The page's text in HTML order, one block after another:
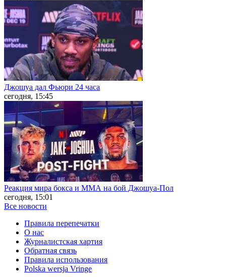
Джошуа дал Фьюри 24 часа
сегодня, 15:45
Реакция мира бокса и ММА на бой Джошуа-Пол
сегодня, 15:01
Все новости
Правила перепечатки
О нас
Журналистская хартия
Обратная связь
Правила использования
Polska wersja Vringe